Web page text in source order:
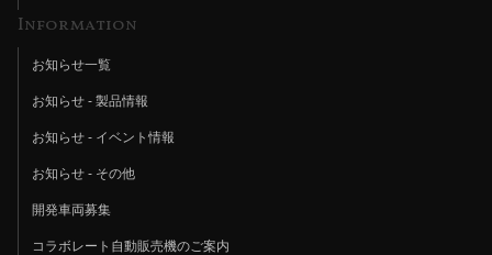
Information
お知らせ一覧
お知らせ - 製品情報
お知らせ - イベント情報
お知らせ - その他
開発車両募集
コラボレート自動販売機のご案内